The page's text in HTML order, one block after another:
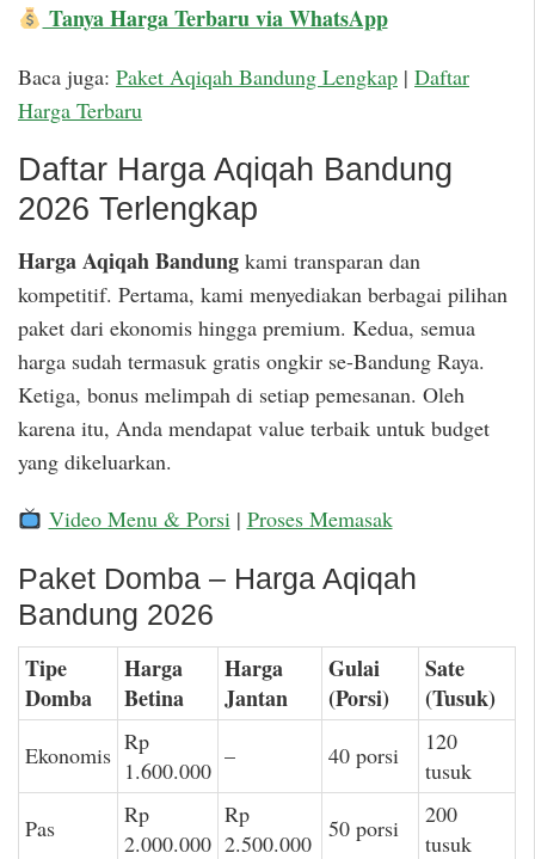
Tanya Harga Terbaru via WhatsApp
Baca juga: Paket Aqiqah Bandung Lengkap | Daftar
Harga Terbaru
Daftar Harga Aqiqah Bandung
2026 Terlengkap
Harga Aqiqah Bandung kami transparan dan
kompetitif. Pertama, kami menyediakan berbagai pilihan
paket dari ekonomis hingga premium. Kedua, semua
harga sudah termasuk gratis ongkir se-Bandung Raya.
Ketiga, bonus melimpah di setiap pemesanan. Oleh
karena itu, Anda mendapat value terbaik untuk budget
yang dikeluarkan.
Video Menu & Porsi| Proses Memasak
Paket Domba – Harga Aqiqah
Bandung 2026
Tipe
Domba
Harga
Betina
Harga
Jantan
Gulai
(Porsi)
Sate
(Tusuk)
Ekonomis Rp
1.600.000
– 40 porsi
120
tusuk
Pas
Rp
2.000.000
Rp
2.500.000
50 porsi
200
tusuk